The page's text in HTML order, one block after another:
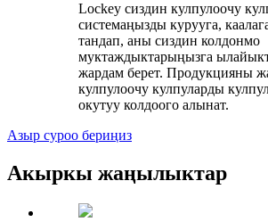
Lockey сиздин кулпулоочу
системаңызды курууга,
тандап, аны сиздин колдонмо
муктаждыктарыңызга
жардам берет. Продукцияны
кулпулоочу кулпуларды
окутуу колдоого алынат.
Азыр суроо бериңиз
Акыркы жаңылыктар